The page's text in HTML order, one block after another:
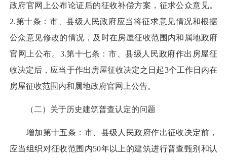
政府官网上公布论证后的征收补偿方案，征求公众意见。
2.第十条：市、县级人民政府应当将征求意见情况和根据
公众意见修改的情况，及时在房屋征收范围内和属地政府
官网上公布。3.第十七条：市、县级人民政府作出房屋征
收决定后，应当于作出房屋征收决定之日起3个工作日内在
房屋征收范围内和属地政府官网上公告。
（二）关于历史建筑普查认定的问题
增加第十五条：市、县级人民政府作出征收决定前，
应当组织对征收范围内50年以上的建筑进行普查甄别和认